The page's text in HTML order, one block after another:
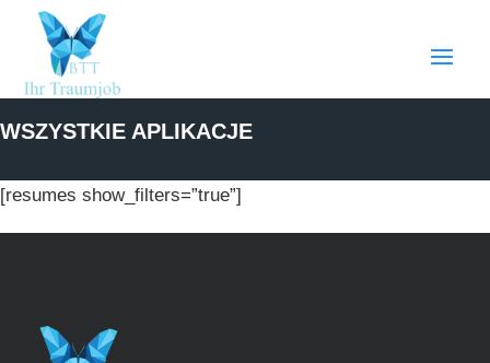
WSZYSTKIE APLIKACJE
[resumes show_filters=”true”]